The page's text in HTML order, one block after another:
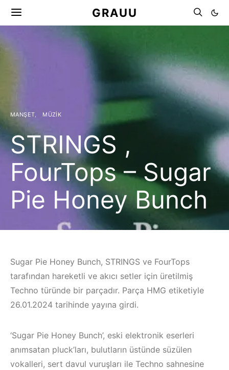
GRAUU
MANŞET MÜZIK
STRINGS ,
FourTops – Sugar
Pie Honey Bunch
Sugar Pie Honey Bunch, STRINGS ve FourTops
tarafından hareketli ve akıcı setler için üretilmiş
Techno türünde bir parçadır. Parça HMG etiketiyle
26.01.2024 tarihinde yayına girdi.
‘Sugar Pie Honey Bunch’, eski elektronik eserleri
anımsatan pluck’ları, bulutların üstünde süzülen
vokalleri, sert davul vuruşları ile Techno sahnesine